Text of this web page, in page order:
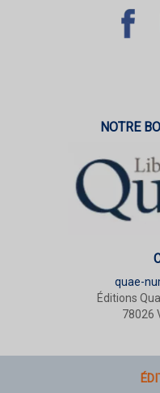
NOTRE
quae-
Éditions
78026